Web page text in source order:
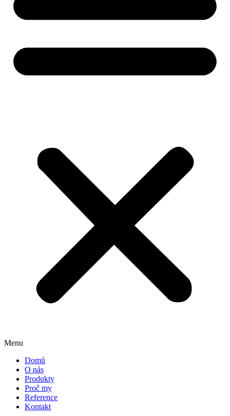
Menu
Domů
O nás
Produkty
Proč my
Reference
Kontakt